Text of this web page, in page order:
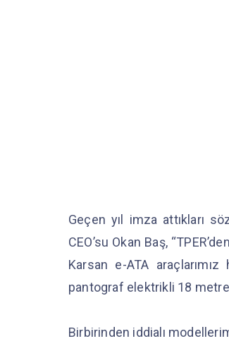
Geçen yıl imza attıkları
CEO’su Okan Baş,
Karsan e-ATA
pantograf elektrikli 18 metre
Birbirinden iddialı